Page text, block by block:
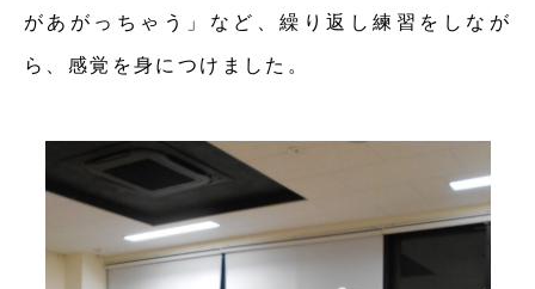
があがっちゃう」など、繰り返し練習をしなが
ら、感覚を身につけました。